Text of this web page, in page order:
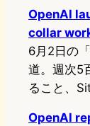
OpenAI
collar
6月2日の
道。週次5
ること、
OpenAI